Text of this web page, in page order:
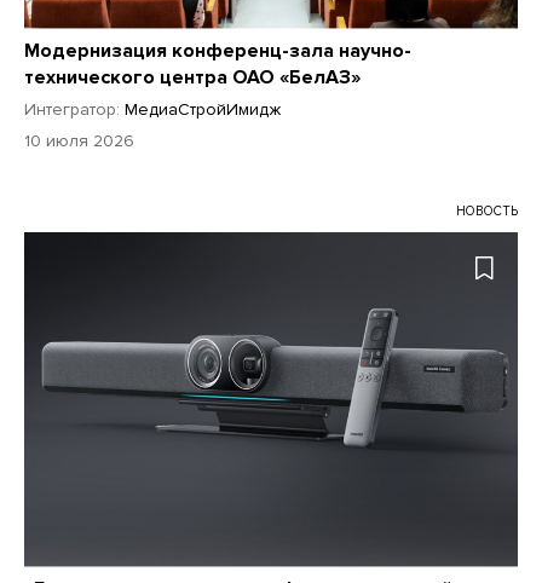
Модернизация конференц-зала научно-
технического центра ОАО «БелАЗ»
Интегратор: МедиаСтройИмидж
10 июля 2026
НОВОСТЬ